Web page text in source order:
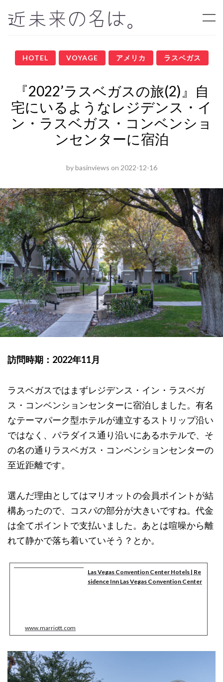
近未来の名は。
HOTEL VOYAGE アメリカ ラスベガス
『2022’ラスベガスの旅(2)』自
宅にいるようなレジデンス・イ
ン・ラスベガス・コンベンショ
ンセンターに宿泊
bybasinviews on 2022-12-16
訪問時期：2022年11月
ラスベガスではまずレジデンス・イン・ラスベガ
ス・コンベンションセンターに宿泊しました。有名
なテーマパーク型ホテルが連立するストリップ沿い
ではなく、パラダイス通り沿いにあるホテルで、そ
の名の通りラスベガス・コンベンションセンターの
至近距離です。
選んだ理由としてはマリオットの会員ポイントが結
構あったので、コスパの部分が大きいですね。代金
は全てポイントで支払いました。あとは喧噪から離
れて静かで落ち着いていそう？とか。
Las Vegas Convention Center Hotels | Re
sidence Inn Las Vegas Convention Center
www.marriott.com